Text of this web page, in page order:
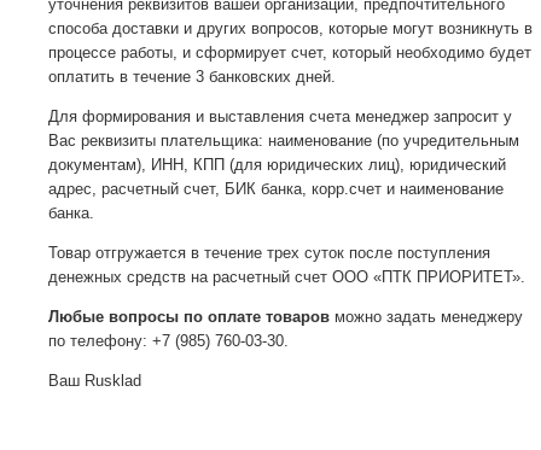
уточнения реквизитов вашей организации, предпочтительного
способа доставки и других вопросов, которые могут возникнуть в
процессе работы, и сформирует счет, который необходимо будет
оплатить в течение 3 банковских дней.
Для формирования и выставления счета менеджер запросит у
Вас реквизиты плательщика: наименование (по учредительным
документам), ИНН, КПП (для юридических лиц), юридический
адрес, расчетный счет, БИК банка, корр.счет и наименование
банка.
Товар отгружается в течение трех суток после поступления
денежных средств на расчетный счет ООО «ПТК ПРИОРИТЕТ».
Любые вопросы по оплате товаров можно задать менеджеру
по телефону: +7 (985) 760-03-30.
Ваш Rusklad